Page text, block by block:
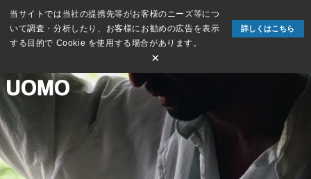
当サイトでは当社の提携先等がお客様のニーズ等につ
いて調査・分析したり、お客様にお勧めの広告を表示
する目的で Cookie を使用する場合があります。
詳しくはこちら
×